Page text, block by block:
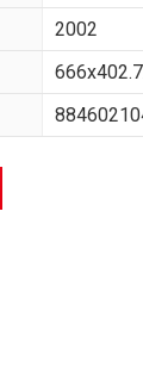
2002